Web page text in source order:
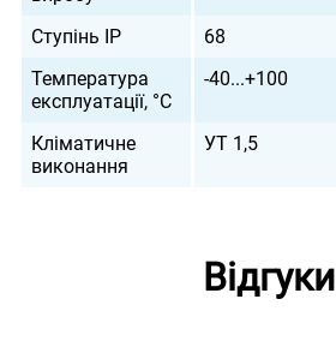
Ступінь IP
68
Температура
експлуатації, °С
-40...+100
Кліматичне
виконання
УТ 1,5
Відгуки